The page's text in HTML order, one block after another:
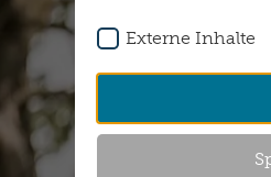
Externe Inhalte